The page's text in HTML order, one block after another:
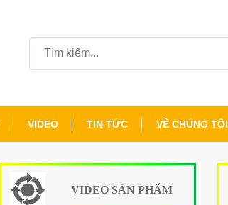
VIDEO TIN TỨC VỀ CHÚNG TÔI
VIDEO SẢN PHẨM